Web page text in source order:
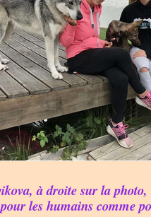
à droite sur la
les humains comme